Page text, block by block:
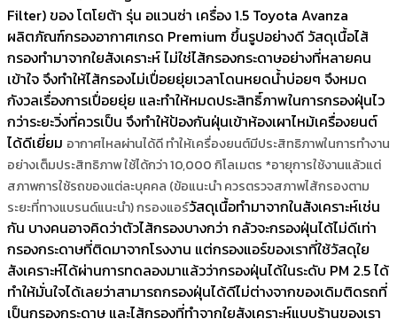
Filter) ของ โตโยต้า รุ่น อแวนซ่า เครื่อง 1.5 Toyota Avanza
ผลิตภัณฑ์กรองอากาศเกรด Premium ขึ้นรูปอย่างดี วัสดุเนื้อไส้
กรองทำมาจากใยสังเคราะห์ ไม่ใช่ไส้กรองกระดาษอย่างที่หลายคน
เข้าใจ จึงทำให้ไส้กรองไม่เปื่อยยุ่ยเวลาโดนหยดน้ำบ่อยๆ จึงหมด
กังวลเรื่องการเปื่อยยุ่ย และทำให้หมดประสิทธิ์ภาพในการกรองฝุ่นไว
กว่าระยะวิ่งที่ควรเป็น จึงทำให้ป้องกันฝุ่นเข้าห้องเผาไหม้เครื่องยนต์
ได้ดีเยี่ยม อากาศไหลผ่านได้ดี ทำให้เครื่องยนต์มีประสิทธิภาพในการทำงาน
อย่างเต็มประสิทธิภาพใช้ได้กว่า 10,000 กิโลเมตร *อายุการใช้งานแล้วแต่
สภาพการใช้รถของแต่ละบุคคล (ข้อแนะนำ ควรตรวจสภาพไส้กรองตาม
ระยะที่ทางแบรนด์แนะนำ) กรองแอร์วัสดุเนื้อทำมาจากในสังเคราะห์เช่น
กัน บางคนอาจคิดว่าตัวไส้กรองบางกว่า กลัวจะกรองฝุ่นได้ไม่ดีเท่า
กรองกระดาษที่ติดมาจากโรงงาน แต่กรองแอร์ของเราที่ใช้วัสดุใย
สังเคราะห์ได้ผ่านการทดลองมาแล้วว่ากรองฝุ่นได้ในระดับ PM 2.5 ได้
ทำให้มั่นใจได้เลยว่าสามารถกรองฝุ่นได้ดีไม่ต่างจากของเดิมติดรถที่
เป็นกรองกระดาษ และไส้กรองที่ทำจากใยสังเคราะห์แบบร้านของเรา